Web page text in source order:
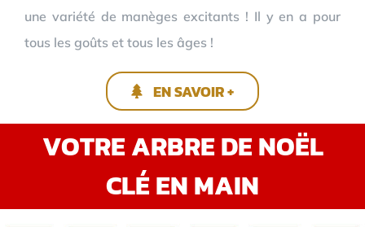
une variété de manèges excitants ! Il y en a pour
tous les goûts et tous les âges !
EN SAVOIR +
VOTRE ARBRE DE NOËL
CLÉ EN MAIN